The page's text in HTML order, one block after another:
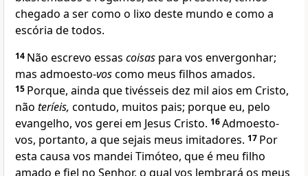
chegado a ser como o lixo deste mundo e como a
escória de todos.
14 Não escrevo essas coisas para vos envergonhar;
mas admoesto-voscomo meus filhos amados.
15 Porque, ainda que tivésseis dez mil aios em Cristo,
não teríeis, contudo, muitos pais; porque eu, pelo
evangelho, vos gerei em Jesus Cristo. 16Admoesto-
vos, portanto, a que sejais meus imitadores. 17 Por
esta causa vos mandei Timóteo, que é meu filho
amado e fiel no Senhor, o qual vos lembrará os meus